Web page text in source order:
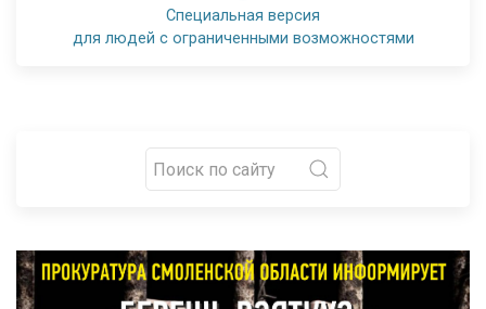
Специальная версия
для людей с ограниченными возможностями